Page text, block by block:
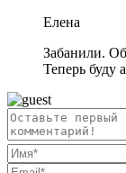
Елена
Забанили.
Теперь буду